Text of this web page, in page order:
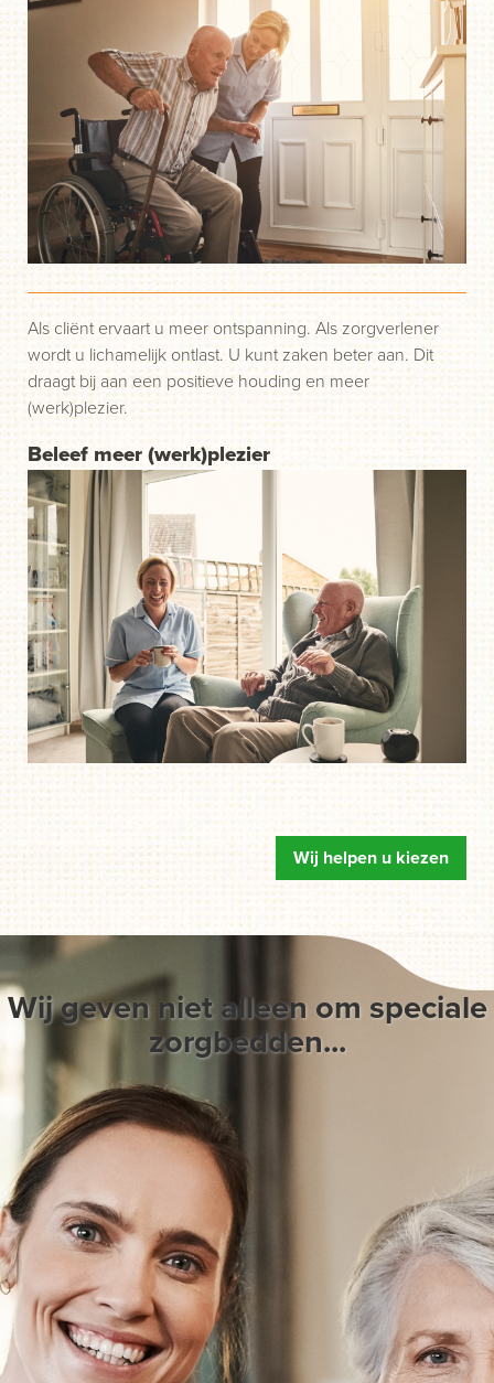
Beleef meer (werk)plezier
Als cliënt ervaart u meer ontspanning. Als zorgverlener
wordt u lichamelijk ontlast. U kunt zaken beter aan. Dit
draagt bij aan een positieve houding en meer
(werk)plezier.
Wij helpen u kiezen
Wij geven niet alleen om speciale
zorgbedden...